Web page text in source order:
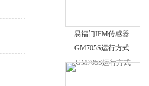
易福门IFM传感器
GM705S运行方式